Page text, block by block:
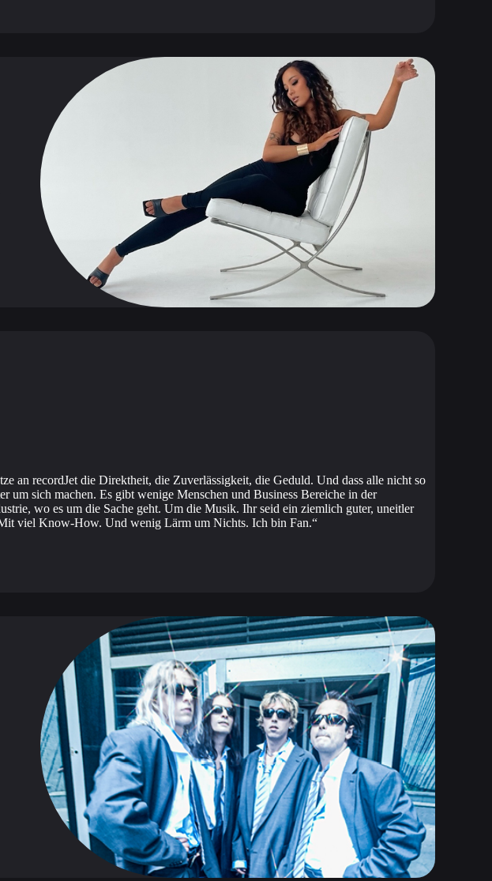
an recordJet die Direktheit, die Zuverlässigkeit, die Geduld. Und dass alle nicht so
um sich machen. Es gibt wenige Menschen und Business Bereiche in der
wo es um die Sache geht. Um die Musik. Ihr seid ein ziemlich guter, uneitler
viel Know-How. Und wenig Lärm um Nichts. Ich bin Fan.